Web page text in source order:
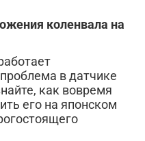
коленвала на
в датчике
как вовремя
его на японском